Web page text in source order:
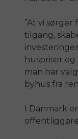
”At vi
tilgang,
huspriser
man har
byhus fra
I Danmark